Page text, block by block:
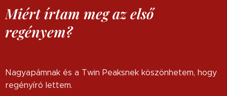
Miért írtam meg az első
regényem?
Nagyapámnak és a Twin Peaksnek köszönhetem, hogy
regényíró lettem.